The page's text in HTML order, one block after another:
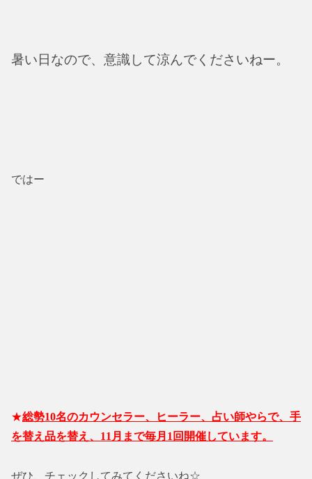
暑い日なので、意識して涼んでくださいねー。
ではー
★総勢10名のカウンセラー、ヒーラー、占い師やらで、手
を替え品を替え、11月まで毎月1回開催しています。
ぜひ、チェックしてみてくださいね☆